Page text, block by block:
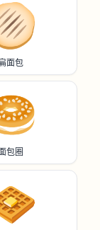
面包
包圈